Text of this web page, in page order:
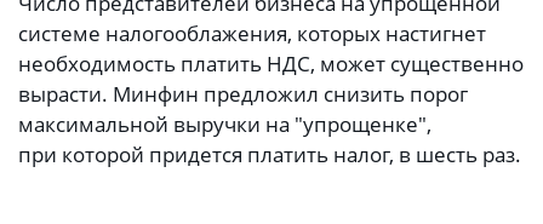
системе налогооблажения, которых настигнет
необходимость платить НДС, может существенно
вырасти. Минфин предложил снизить порог
максимальной выручки на "упрощенке",
при которой придется платить налог, в шесть раз.